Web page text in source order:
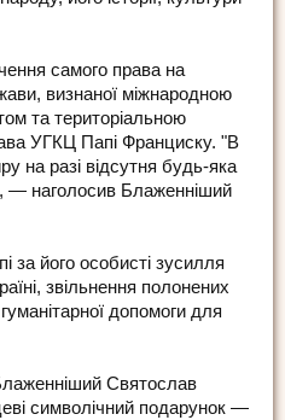
самого права на
визнаної міжнародною
та територіальною
УГКЦ Папі Франциску. "В
на разі відсутня будь-яка
— наголосив Блаженніший
за його особисті зусилля
звільнення полонених
допомоги для
Святослав
символічний подарунок —